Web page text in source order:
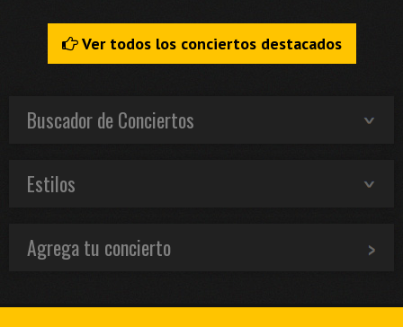
Ver todos los conciertos destacados
Buscador de Conciertos
Estilos
Agrega tu concierto